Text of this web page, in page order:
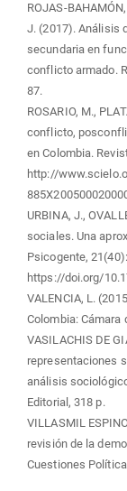
ROJAS-
J. (2017). Análisis
secundaria en
conflicto armado.
87.
ROSARIO, M.,
conflicto,
en Colombia.
http://
URBINA, J.,
sociales. Una
Psicogente,
https://doi.org/
VALENCIA, L.
Colombia: Cámara
VASILACHIS DE
representaciones
análisis
Editorial, 318 p.
VILLASMIL
revisión de la
Cuestiones